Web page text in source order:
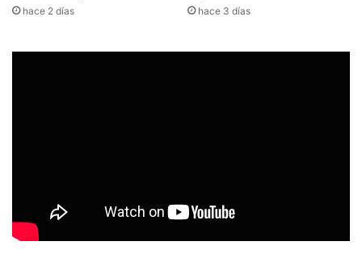
hace 2 días hace 3 días